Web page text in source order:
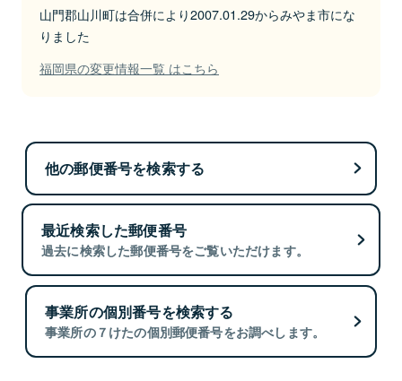
山門郡山川町は合併により2007.01.29からみやま市にな
りました
福岡県の変更情報一覧 はこちら
他の郵便番号を検索する
最近検索した郵便番号
過去に検索した郵便番号をご覧いただけます。
事業所の個別番号を検索する
事業所の７けたの個別郵便番号をお調べします。